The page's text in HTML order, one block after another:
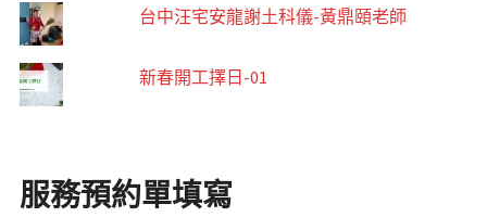
台中汪宅安龍謝土科儀-黃鼎頤老師
新春開工擇日-01
服務預約單填寫